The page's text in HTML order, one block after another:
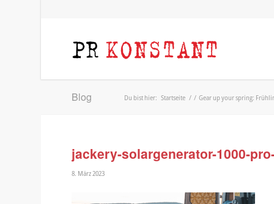
Blog Du bist hier: Startseite / / Gear up your spring:
jackery-solargenerator-1000-
8. März 2023